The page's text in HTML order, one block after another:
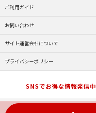
ご利用ガイド
お問い合わせ
サイト運営会社について
プライバシーポリシー
SNSでお得な情報発信中